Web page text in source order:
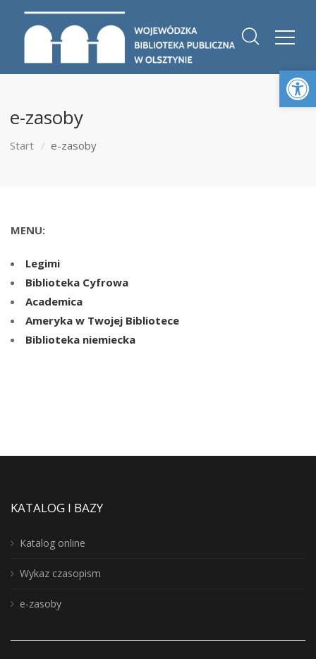
e-zasoby
Start e-zasoby
MENU:
Legimi
Biblioteka Cyfrowa
Academica
Ameryka w Twojej Bibliotece
Biblioteka niemiecka
KATALOG I BAZY
Katalog online
Wykaz czasopism
e-zasoby